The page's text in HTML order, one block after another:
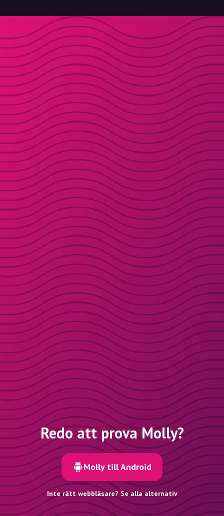
Redo att prova Molly?
Molly till Android
Inte rätt webbläsare? Se alla alternativ